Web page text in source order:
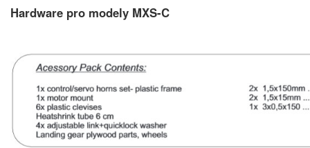
Hardware pro modely MXS-C